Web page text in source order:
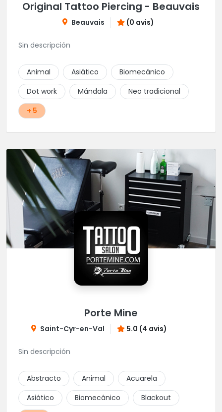
Original Tattoo Piercing - Beauvais
Beauvais (0 avis)
Sin descripción
Animal Asiático
Biomecánico
Dot work
Mándala
Neo tradicional
+ 5
Porte Mine
Saint-Cyr-en-Val 5.0 (4 avis)
Sin descripción
Abstracto Animal
Acuarela
Asiático
Biomecánico Blackout